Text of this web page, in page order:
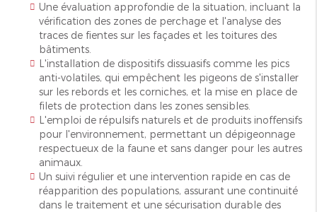
Une évaluation approfondie de la situation, incluant la
vérification des zones de perchage et l'analyse des
traces de fientes sur les façades et les toitures des
bâtiments.
L'installation de dispositifs dissuasifs comme les pics
anti-volatiles, qui empêchent les pigeons de s'installer
sur les rebords et les corniches, et la mise en place de
filets de protection dans les zones sensibles.
L'emploi de répulsifs naturels et de produits inoffensifs
pour l'environnement, permettant un dépigeonnage
respectueux de la faune et sans danger pour les autres
animaux.
Un suivi régulier et une intervention rapide en cas de
réapparition des populations, assurant une continuité
dans le traitement et une sécurisation durable des